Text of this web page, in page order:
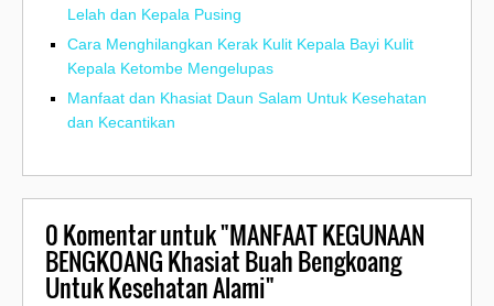
Lelah dan Kepala Pusing
Cara Menghilangkan Kerak Kulit Kepala Bayi Kulit
Kepala Ketombe Mengelupas
Manfaat dan Khasiat Daun Salam Untuk Kesehatan
dan Kecantikan
0Komentar untuk "MANFAAT KEGUNAAN
BENGKOANG Khasiat Buah Bengkoang
Untuk Kesehatan Alami"